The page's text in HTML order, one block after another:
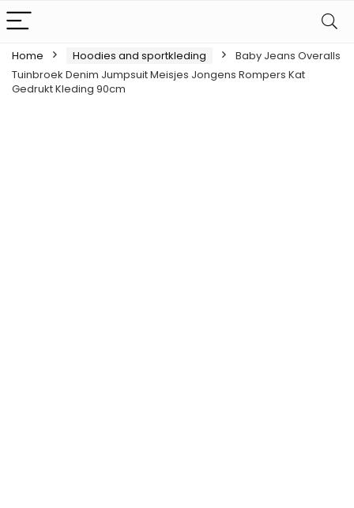
Home Hoodies and sportkleding
Baby Jeans Overalls
Tuinbroek Denim Jumpsuit Meisjes Jongens Rompers Kat
Gedrukt Kleding 90cm